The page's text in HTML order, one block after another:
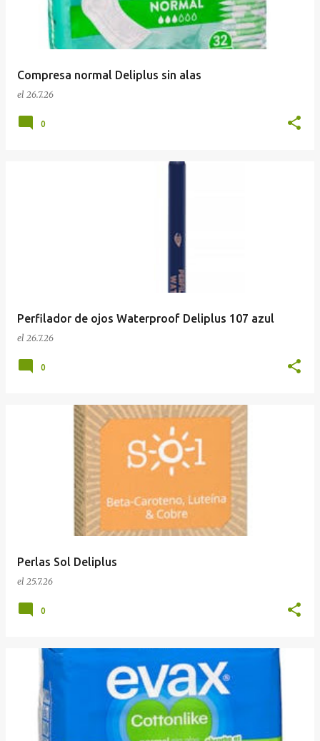
Compresa normal Deliplus sin alas
el 26.7.26
0
Perfilador de ojos Waterproof Deliplus 107 azul
el 26.7.26
0
Perlas Sol Deliplus
el 25.7.26
0